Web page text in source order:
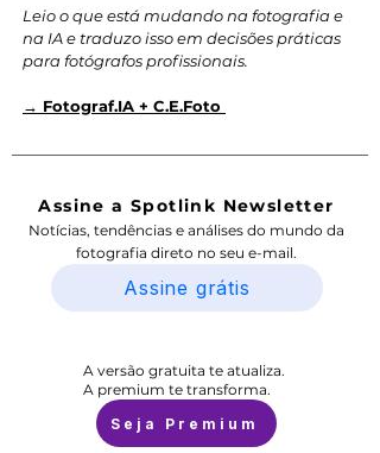
Leio o que está mudando na fotografia e
na IA e traduzo isso em decisões práticas
para fotógrafos profissionais.
→ Fotograf.IA + C.E.Foto
Assine a Spotlink Newsletter
Notícias, tendências e análises do mundo da
fotografia direto no seu e-mail.
Assine grátis
A versão gratuita te atualiza.
A premium te transforma.
Seja Premium